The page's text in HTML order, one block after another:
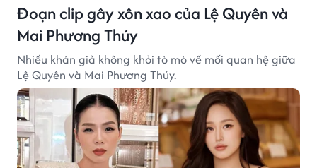
Đoạn clip gây xôn xao của Lệ Quyên và
Mai Phương Thúy
Nhiều khán giả không khỏi tò mò về mối quan hệ giữa
Lệ Quyên và Mai Phương Thúy.